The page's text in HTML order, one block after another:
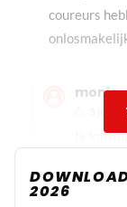
coureurs
monic
3 juni
Ik kan
hij altijd
2026